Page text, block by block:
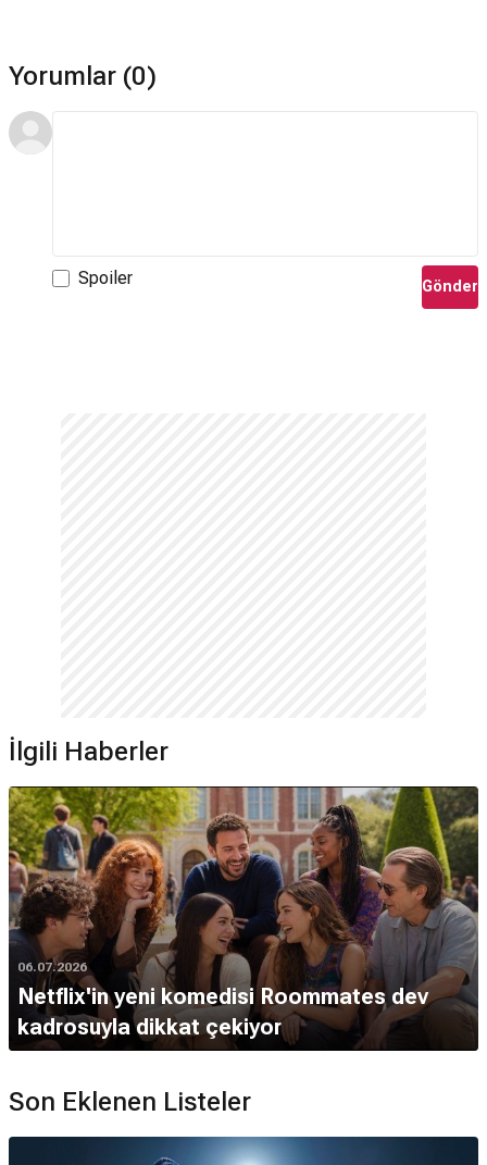
Yorumlar (0)
Spoiler Gönder
İlgili Haberler
06.07.2026
Netflix'in yeni komedisi Roommates dev
kadrosuyla dikkat çekiyor
Son Eklenen Listeler